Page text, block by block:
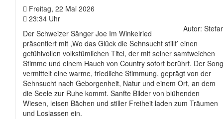
Freitag, 22 Mai 2026
23:34 Uhr
Autor:
Der Schweizer Sänger Joe Im Winkelried
präsentiert mit ,Wo das Glück die Sehnsucht stillt’ einen
gefühlvollen volkstümlichen Titel, der mit seiner samtweichen
Stimme und einem Hauch von Country sofort berührt. Der Song
vermittelt eine warme, friedliche Stimmung, geprägt von der
Sehnsucht nach Geborgenheit, Natur und einem Ort, an dem
die Seele zur Ruhe kommt. Sanfte Bilder von blühenden
Wiesen, leisen Bächen und stiller Freiheit laden zum Träumen
und Loslassen ein.